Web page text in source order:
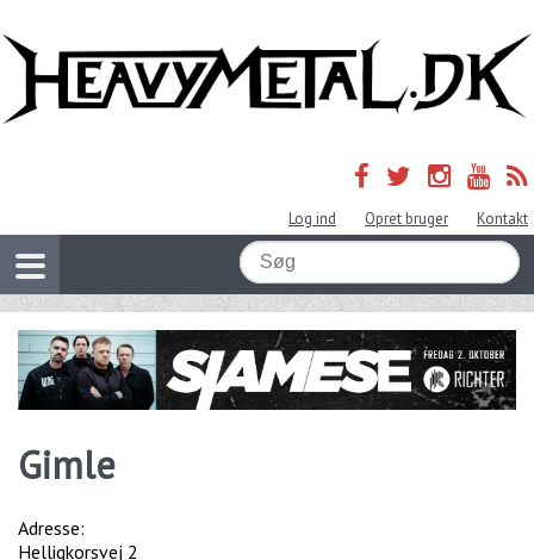
Log ind Opret bruger Kontakt
Gimle
Adresse:
Helligkorsvej 2